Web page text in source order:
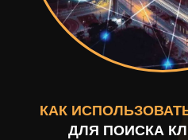
КАК
ДЛЯ ПОИСКА